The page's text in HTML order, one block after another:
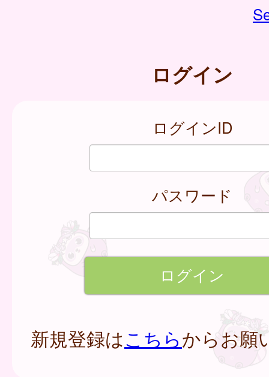
ログイン
ログインID
パスワード
新規登録はこちらからお願